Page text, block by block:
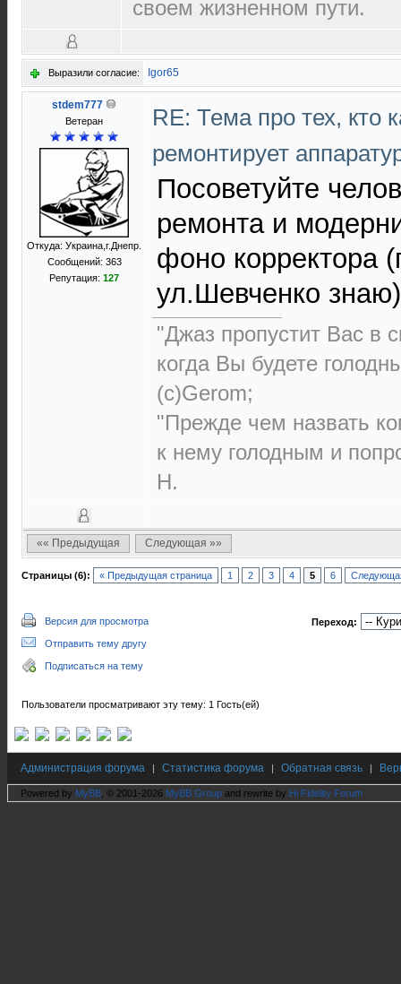
своем жизненном пути.
Выразили согласие: Igor65
stdem777
Ветеран
Откуда: Украина,г.Днепр.
Сообщений: 363
Репутация: 127
RE: Тема про тех, кто
ремонтирует
Посоветуйте
ремонта и
фоно корректора
ул.Шевченко
"Джаз пропустит Вас в
когда Вы будете
(с)Gerom;
"Прежде чем назвать
к нему голодным и
Н.
«« Предыдущая Следующая »»
Страницы (6): « Предыдущая страница 1 2 3 4 5 6
Версия для просмотра
Отправить тему другу
Подписаться на тему
Переход:
Пользователи просматривают эту тему: 1 Гость(ей)
Администрация форума | Статистика форума | Обратная связь |
Powered by MyBB , © 2001-2026 MyBB Group and rewrite by Hi Fidelity Forum